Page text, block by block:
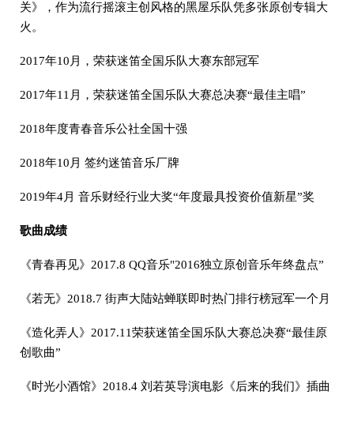
关》，作为流行摇滚主创风格的黑屋乐队凭多张原创专辑大
火。
2017年10月，荣获迷笛全国乐队大赛东部冠军
2017年11月，荣获迷笛全国乐队大赛总决赛“最佳主唱”
2018年度青春音乐公社全国十强
2018年10月 签约迷笛音乐厂牌
2019年4月 音乐财经行业大奖“年度最具投资价值新星”奖
歌曲成绩
《青春再见》2017.8 QQ音乐"2016独立原创音乐年终盘点”
《若无》2018.7 街声大陆站蝉联即时热门排行榜冠军一个月
《造化弄人》2017.11荣获迷笛全国乐队大赛总决赛“最佳原
创歌曲”
《时光小酒馆》2018.4 刘若英导演电影《后来的我们》插曲